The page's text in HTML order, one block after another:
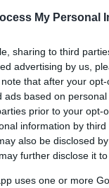
My Personal
sharing to third
advertising by us,
that after your
based on
prior to your opt-
information by third
also be disclosed
further disclose it
uses one or more
του Δήμου Βάρης
ανάγκες λόγω